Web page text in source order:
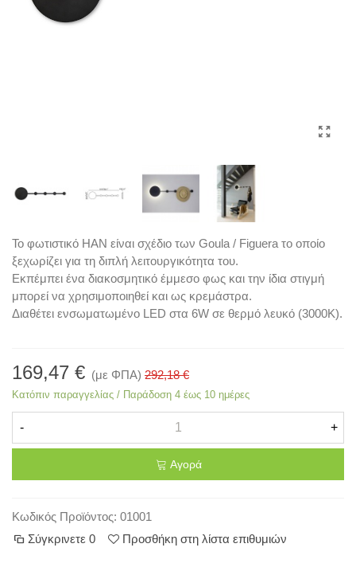
Το φωτιστικό HAN είναι σχέδιο των Goula / Figuera το οποίο
ξεχωρίζει για τη διπλή λειτουργικότητα του.
Εκπέμπει ένα διακοσμητικό έμμεσο φως και την ίδια στιγμή
μπορεί να χρησιμοποιηθεί και ως κρεμάστρα.
Διαθέτει ενσωματωμένο LED στα 6W σε θερμό λευκό (3000K).
169,47 € (με ΦΠΑ) 292,18 €
Κατόπιν παραγγελίας / Παράδοση 4 έως 10 ημέρες
- +
Αγορά
Κωδικός Προϊόντος: 01001
Σύγκρινετε 0 Προσθήκη στη λίστα επιθυμιών